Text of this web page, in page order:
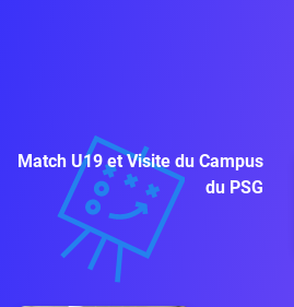
Match U19 et Visite du Campus
du PSG